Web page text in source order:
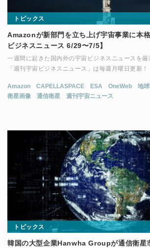
トピックス
Amazonが新部門を立ち上げ宇宙事業に本
ビジネスニュース 6/29〜7/5】
一週間に起きた国内外の宇宙ビジネスニュースを
「週刊宇宙ビジネスニュース」は毎週月曜日更新！
Amazon CAPELLASPACE ESA OneWeb
地
衛星画像
通信衛星 週刊宇宙ニュース
トピックス
韓国の大型企業Hanwha Groupが通信衛星